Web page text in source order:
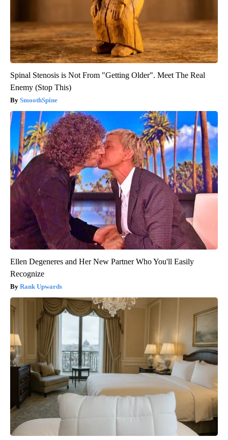
Spinal Stenosis is Not From "Getting Older". Meet The Real
Enemy (Stop This)
SmoothSpine
Ellen Degeneres and Her New Partner Who You'll Easily
Recognize
Rank Upwards